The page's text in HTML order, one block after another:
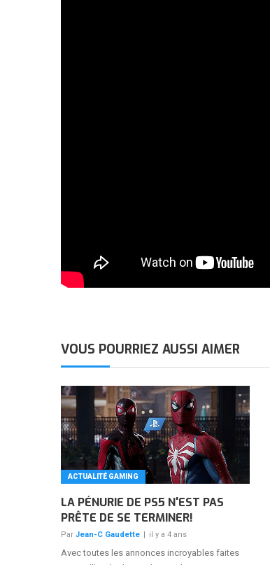
VOUS POURRIEZ AUSSI AIMER
ACTUALITÉ GAMING
LA PÉNURIE DE PS5 N'EST PAS
PRÊTE DE SE TERMINER!
Par Jean-C Gaudette | il y a 4 ans
Avec toutes les annonces incroyables faites